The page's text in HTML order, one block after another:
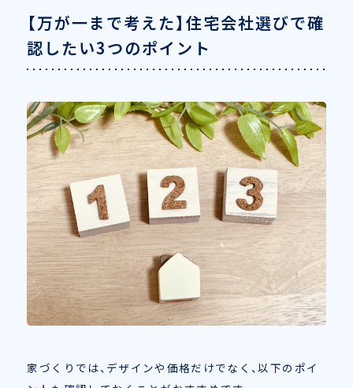
【万が一まで考えた】住宅会社選びで確
認したい3つのポイント
家づくりでは、デザインや価格だけでなく、以下のポイ